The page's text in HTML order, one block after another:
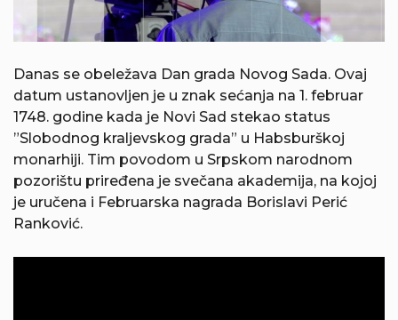
Danas se obeležava Dan grada Novog Sada. Ovaj
datum ustanovljen je u znak sećanja na 1. februar
1748. godine kada je Novi Sad stekao status
”Slobodnog kraljevskog grada” u Habsburškoj
monarhiji. Tim povodom u Srpskom narodnom
pozorištu priređena je svečana akademija, na kojoj
je uručena i Februarska nagrada Borislavi Perić
Ranković.